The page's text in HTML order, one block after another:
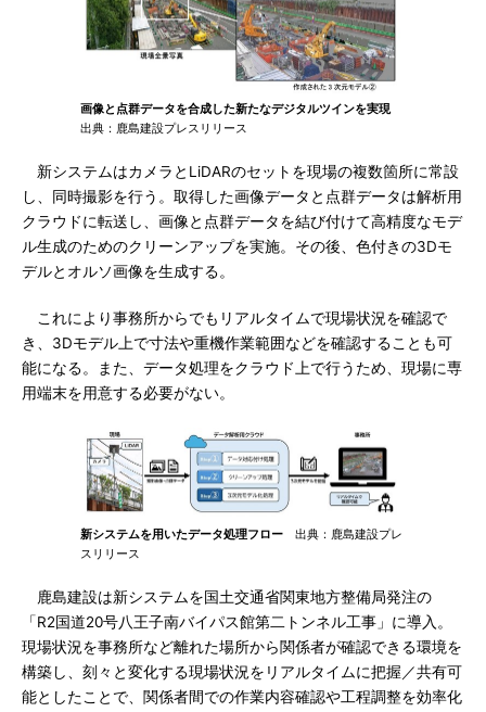
画像と点群データを合成した新たなデジタルツインを実現
出典：鹿島建設プレスリリース
新システムはカメラとLiDARのセットを現場の複数箇所に常設
し、同時撮影を行う。取得した画像データと点群データは解析用
クラウドに転送し、画像と点群データを結び付けて高精度なモデ
ル生成のためのクリーンアップを実施。その後、色付きの3Dモ
デルとオルソ画像を生成する。
これにより事務所からでもリアルタイムで現場状況を確認で
き、3Dモデル上で寸法や重機作業範囲などを確認することも可
能になる。また、データ処理をクラウド上で行うため、現場に専
用端末を用意する必要がない。
新システムを用いたデータ処理フロー 出典：鹿島建設プレ
スリリース
鹿島建設は新システムを国土交通省関東地方整備局発注の
「R2国道20号八王子南バイパス館第二トンネル工事」に導入。
現場状況を事務所など離れた場所から関係者が確認できる環境を
構築し、刻々と変化する現場状況をリアルタイムに把握／共有可
能としたことで、関係者間での作業内容確認や工程調整を効率化